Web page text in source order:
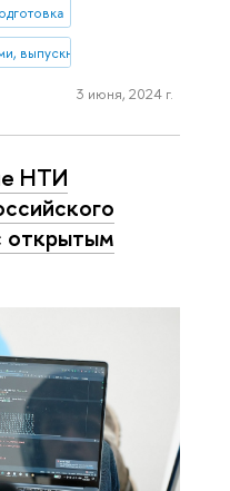
выпускниками и
3 июня, 2024 г.
НТИ
открытым